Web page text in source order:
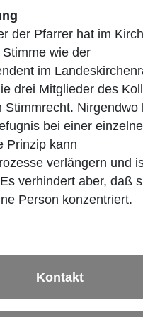
der Pfarrer hat im
wie der
im
drei Mitglieder des
Stimmrecht. Nirgendwo
bei einer
Prinzip kann
verlängern und
verhindert aber, daß
Person konzentriert.
Kontakt